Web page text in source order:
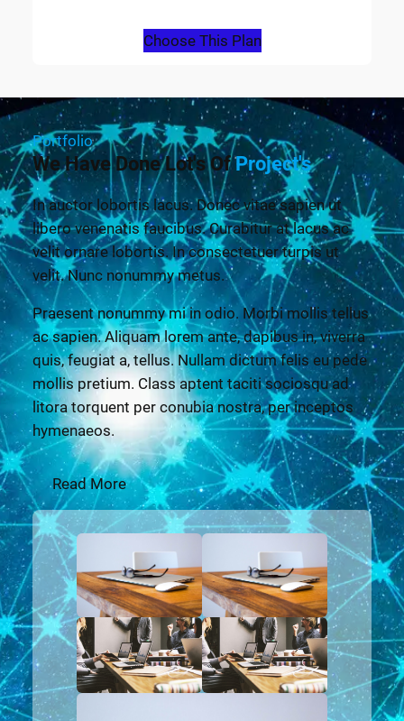
Choose This Plan
Portfolio
We Have Done Lot's OfProject's
In auctor lobortis lacus. Donec vitae sapien ut
libero venenatis faucibus. Curabitur at lacus ac
velit ornare lobortis. In consectetuer turpis ut
velit. Nunc nonummy metus.
Praesent nonummy mi in odio. Morbi mollis tellus
ac sapien. Aliquam lorem ante, dapibus in, viverra
quis, feugiat a, tellus. Nullam dictum felis eu pede
mollis pretium. Class aptent taciti sociosqu ad
litora torquent per conubia nostra, per inceptos
hymenaeos.
Read More